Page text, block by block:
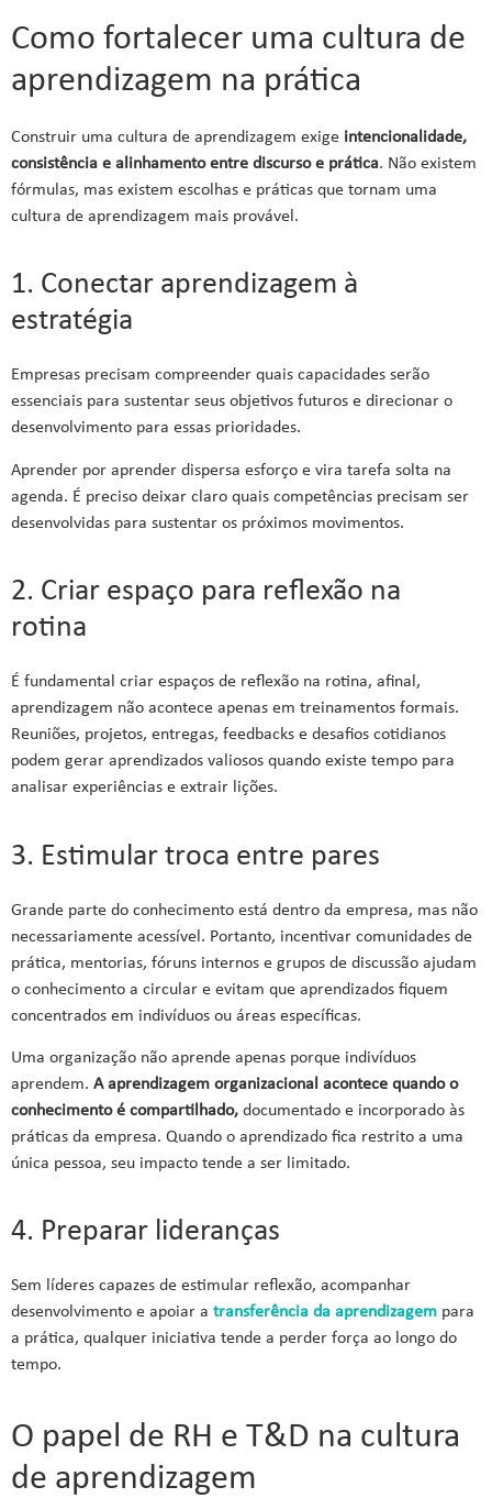
Como fortalecer uma cultura de
aprendizagem na prática
Construir uma cultura de aprendizagem exige intencionalidade,
consistência e alinhamento entre discurso e prática. Não existem
fórmulas, mas existem escolhas e práticas que tornam uma
cultura de aprendizagem mais provável.
1. Conectar aprendizagem à
estratégia
Empresas precisam compreender quais capacidades serão
essenciais para sustentar seus objetivos futuros e direcionar o
desenvolvimento para essas prioridades.
Aprender por aprender dispersa esforço e vira tarefa solta na
agenda. É preciso deixar claro quais competências precisam ser
desenvolvidas para sustentar os próximos movimentos.
2. Criar espaço para reflexão na
rotina
É fundamental criar espaços de reflexão na rotina, afinal,
aprendizagem não acontece apenas em treinamentos formais.
Reuniões, projetos, entregas, feedbacks e desafios cotidianos
podem gerar aprendizados valiosos quando existe tempo para
analisar experiências e extrair lições.
3. Estimular troca entre pares
Grande parte do conhecimento está dentro da empresa, mas não
necessariamente acessível. Portanto, incentivar comunidades de
prática, mentorias, fóruns internos e grupos de discussão ajudam
o conhecimento a circular e evitam que aprendizados fiquem
concentrados em indivíduos ou áreas específicas.
Uma organização não aprende apenas porque indivíduos
aprendem. A aprendizagem organizacional acontece quando o
conhecimento é compartilhado, documentado e incorporado às
práticas da empresa. Quando o aprendizado fica restrito a uma
única pessoa, seu impacto tende a ser limitado.
4. Preparar lideranças
Sem líderes capazes de estimular reflexão, acompanhar
desenvolvimento e apoiar a transferência da aprendizagem para
a prática, qualquer iniciativa tende a perder força ao longo do
tempo.
O papel de RH e T&D na cultura
de aprendizagem